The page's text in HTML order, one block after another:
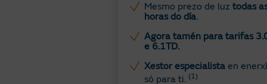
Mesmo prezo de luz todas
horas do día.
Agora tamén para tarifas
e 6.1TD.
Xestor especialista en
só para ti. (1)